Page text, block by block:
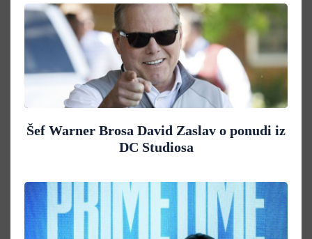
Šef Warner Brosa David Zaslav o ponudi iz
DC Studiosa